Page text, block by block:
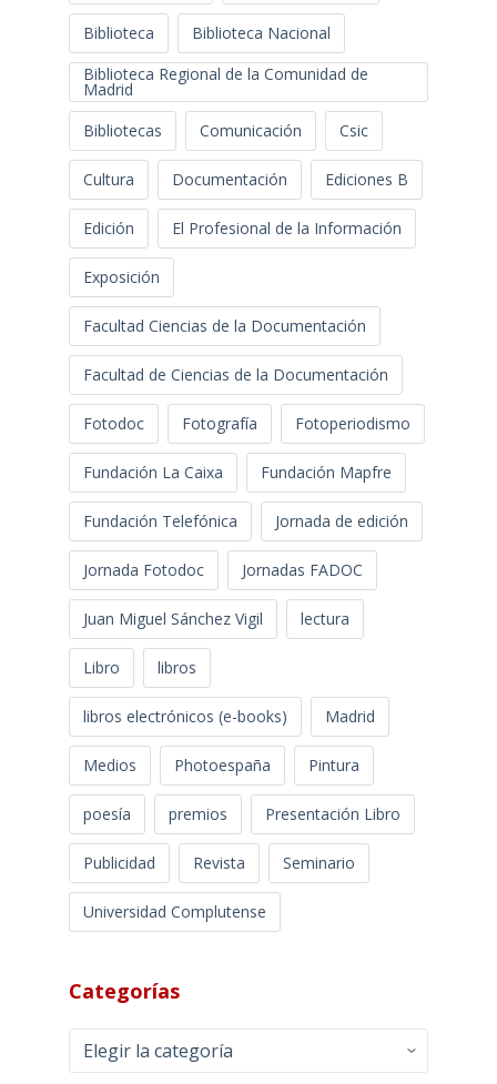
Biblioteca
Biblioteca Nacional
Biblioteca Regional de la Comunidad de
Madrid
Bibliotecas
Comunicación Csic
Cultura Documentación Ediciones B
Edición El Profesional de la Información
Exposición
Facultad Ciencias de la Documentación
Facultad de Ciencias de la Documentación
Fotodoc Fotografía Fotoperiodismo
Fundación La Caixa Fundación Mapfre
Fundación Telefónica Jornada de edición
Jornada Fotodoc Jornadas FADOC
Juan Miguel Sánchez Vigil lectura
Libro libros
libros electrónicos (e-books) Madrid
Medios Photoespaña Pintura
poesía premios Presentación Libro
Publicidad Revista Seminario
Universidad Complutense
Categorías
Categorías